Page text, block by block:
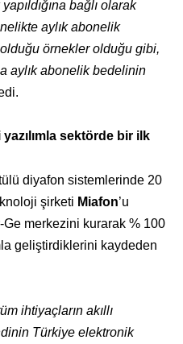
bağlı olarak
aylık abonelik
örnekler olduğu gibi,
aylık abonelik bedelinin
sektörde bir ilk
diyafon sistemlerinde 20
şirketi Miafon’u
Ge merkezini kurarak % 100
geliştirdiklerini kaydeden
ihtiyaçların akıllı
Türkiye elektronik